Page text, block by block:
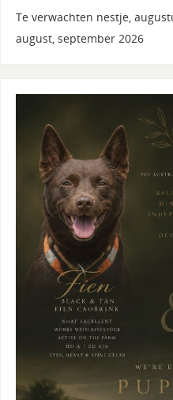
Te verwachten nestje,
august, september 2026